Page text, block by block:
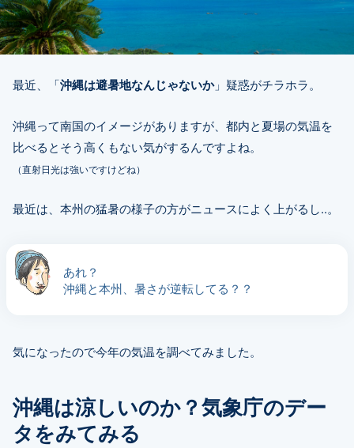
最近、「沖縄は避暑地なんじゃないか」疑惑がチラホラ。
沖縄って南国のイメージがありますが、都内と夏場の気温を
比べるとそう高くもない気がするんですよね。
（直射日光は強いですけどね）
最近は、本州の猛暑の様子の方がニュースによく上がるし..。
あれ？
沖縄と本州、暑さが逆転してる？？
気になったので今年の気温を調べてみました。
沖縄は涼しいのか？気象庁のデー
タをみてみる